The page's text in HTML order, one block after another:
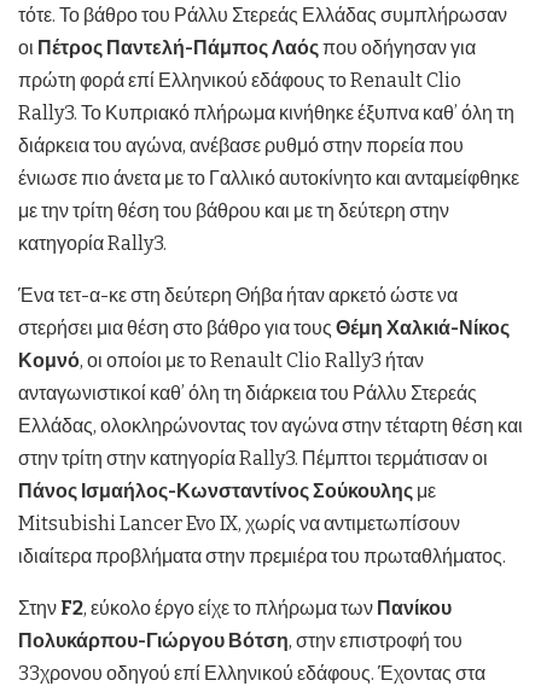
τότε. Το βάθρο του Ράλλυ Στερεάς Ελλάδας συμπλήρωσαν
οι Πέτρος Παντελή-Πάμπος Λαόςπου οδήγησαν για
πρώτη φορά επί Ελληνικού εδάφους το Renault Clio
Rally3. Το Κυπριακό πλήρωμα κινήθηκε έξυπνα καθ’ όλη τη
διάρκεια του αγώνα, ανέβασε ρυθμό στην πορεία που
ένιωσε πιο άνετα με το Γαλλικό αυτοκίνητο και ανταμείφθηκε
με την τρίτη θέση του βάθρου και με τη δεύτερη στην
κατηγορία Rally3.
Ένα τετ-α-κε στη δεύτερη Θήβα ήταν αρκετό ώστε να
στερήσει μια θέση στο βάθρο για τους Θέμη Χαλκιά-Νίκος
Κομνό, οι οποίοι με το Renault Clio Rally3 ήταν
ανταγωνιστικοί καθ’ όλη τη διάρκεια του Ράλλυ Στερεάς
Ελλάδας, ολοκληρώνοντας τον αγώνα στην τέταρτη θέση και
στην τρίτη στην κατηγορία Rally3. Πέμπτοι τερμάτισαν οι
Πάνος Ισμαήλος-Κωνσταντίνος Σούκουλης με
Mitsubishi Lancer Evo IX, χωρίς να αντιμετωπίσουν
ιδιαίτερα προβλήματα στην πρεμιέρα του πρωταθλήματος.
Στην F2, εύκολο έργο είχε το πλήρωμα των Πανίκου
Πολυκάρπου-Γιώργου Βότση, στην επιστροφή του
33χρονου οδηγού επί Ελληνικού εδάφους. Έχοντας στα